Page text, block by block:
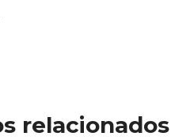
relacionados